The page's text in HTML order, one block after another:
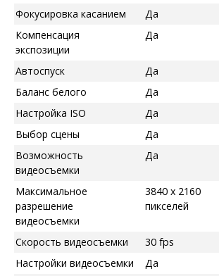
Фокусировка касанием Да
Компенсация
экспозиции
Да
Автоспуск Да
Баланс белого
Да
Настройка ISO
Да
Выбор сцены
Да
Возможность
видеосъемки
Да
Максимальное
разрешение
видеосъемки
3840 x 2160
пикселей
Скорость видеосъемки 30 fps
Настройки видеосъемки
Да